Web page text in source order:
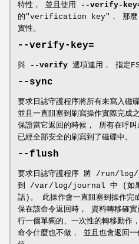
特性， 並且使用
--verify-
的"verification key"， 那麼，
實性。
--verify-key=
與 --verify 選項連用， 指
--sync
要求日誌守護程序將所有未寫入磁
並且一直阻塞到刷寫操作實際完成
保證當它返回的時候， 所有在呼叫
已經全部安全的刷寫到了磁碟中。
--flush
要求日誌守護程序 將 /run/
到 /var/log/journal 中 (如果持
話)。 此操作會一直阻塞到操作完
保在該命令返回時， 資料轉移確
行一個單獨的、一次性的轉移動
命令什麼也不做， 並且也會返回